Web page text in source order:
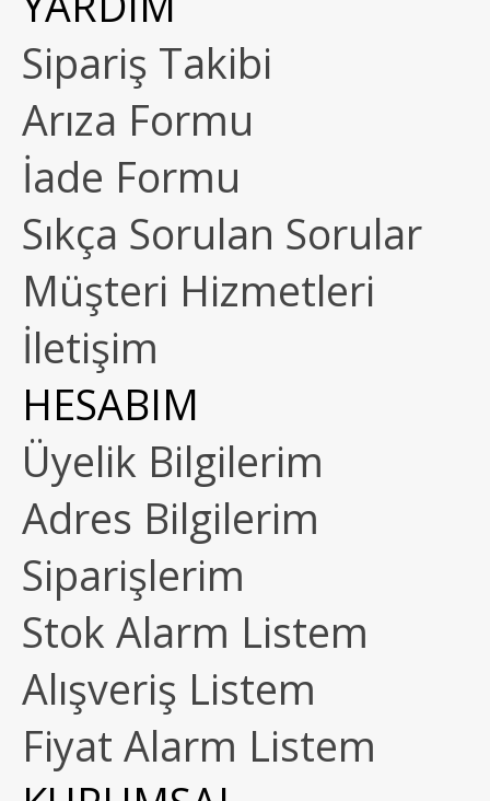
Sipariş Takibi
Arıza Formu
İade Formu
Sıkça Sorulan Sorular
Müşteri Hizmetleri
İletişim
HESABIM
Üyelik Bilgilerim
Adres Bilgilerim
Siparişlerim
Stok Alarm Listem
Alışveriş Listem
Fiyat Alarm Listem